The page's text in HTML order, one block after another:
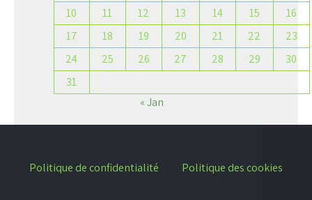
10
11 12 13 14 15
16
17
18 19 20 21 22
23
24
25 26 27 28 29
30
31
« Jan
Politique de confidentialité Politique des cookies